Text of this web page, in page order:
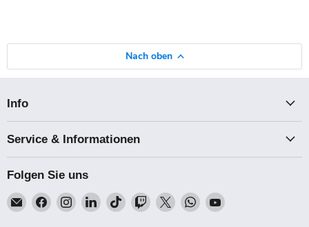
Nach oben
Info
Service & Informationen
Folgen Sie uns
Email
Talk-
Finden
Sie
Finden
Sie
Finden
Sie
Finden
Sie
Finden
Sie
Finden
Sie
Finden
Sie
Finden